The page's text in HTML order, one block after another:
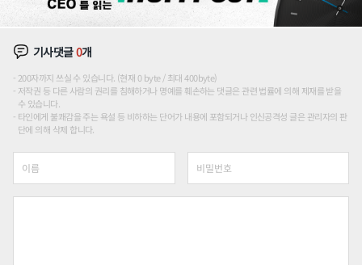
기사댓글0개
200자까지 쓰실 수 있습니다. (현재 0 byte / 최대 400byte)
저작권 등 다른 사람의 권리를 침해하거나 명예를 훼손하는 댓글은 관련 법률에 의해 제재를 받을
수 있습니다.
타인에게 불쾌감을 주는 욕설 등 비하하는 단어가 내용에 포함되거나 인신공격성 글은 관리자의 판
단에 의해 삭제 합니다.